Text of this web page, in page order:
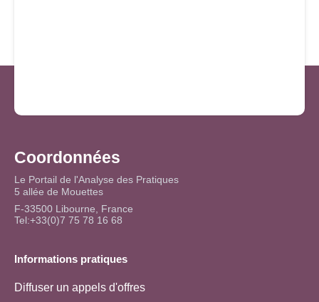
Coordonnées
Le Portail de l'Analyse des Pratiques
5 allée de Mouettes
F-33500 Libourne, France
Tel:+33(0)7 75 78 16 68
Informations pratiques
Diffuser un appels d'offres